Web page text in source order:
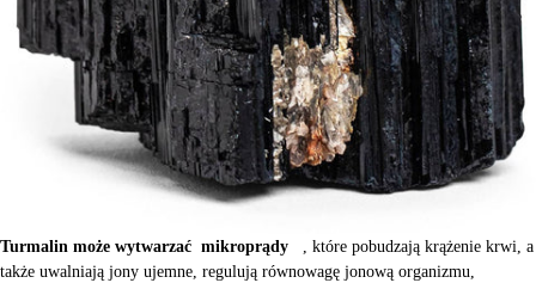
Turmalin może wytwarzać mikroprądy
, które pobudzają krążenie krwi, a
także uwalniają jony ujemne, regulują równowagę jonową organizmu,